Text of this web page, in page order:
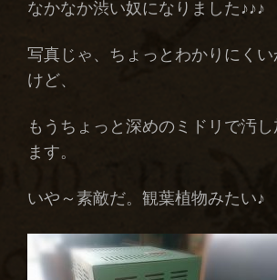
なかなか渋い奴になりました♪♪♪
写真じゃ、ちょっとわかりにく
けど、
もうちょっと深めのミドリで汚
ます。
いや～素敵だ。観葉植物みたい♪